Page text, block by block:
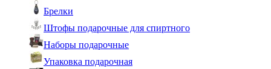
Брелки
Штофы подарочные для спиртного
Наборы подарочные
Упаковка подарочная